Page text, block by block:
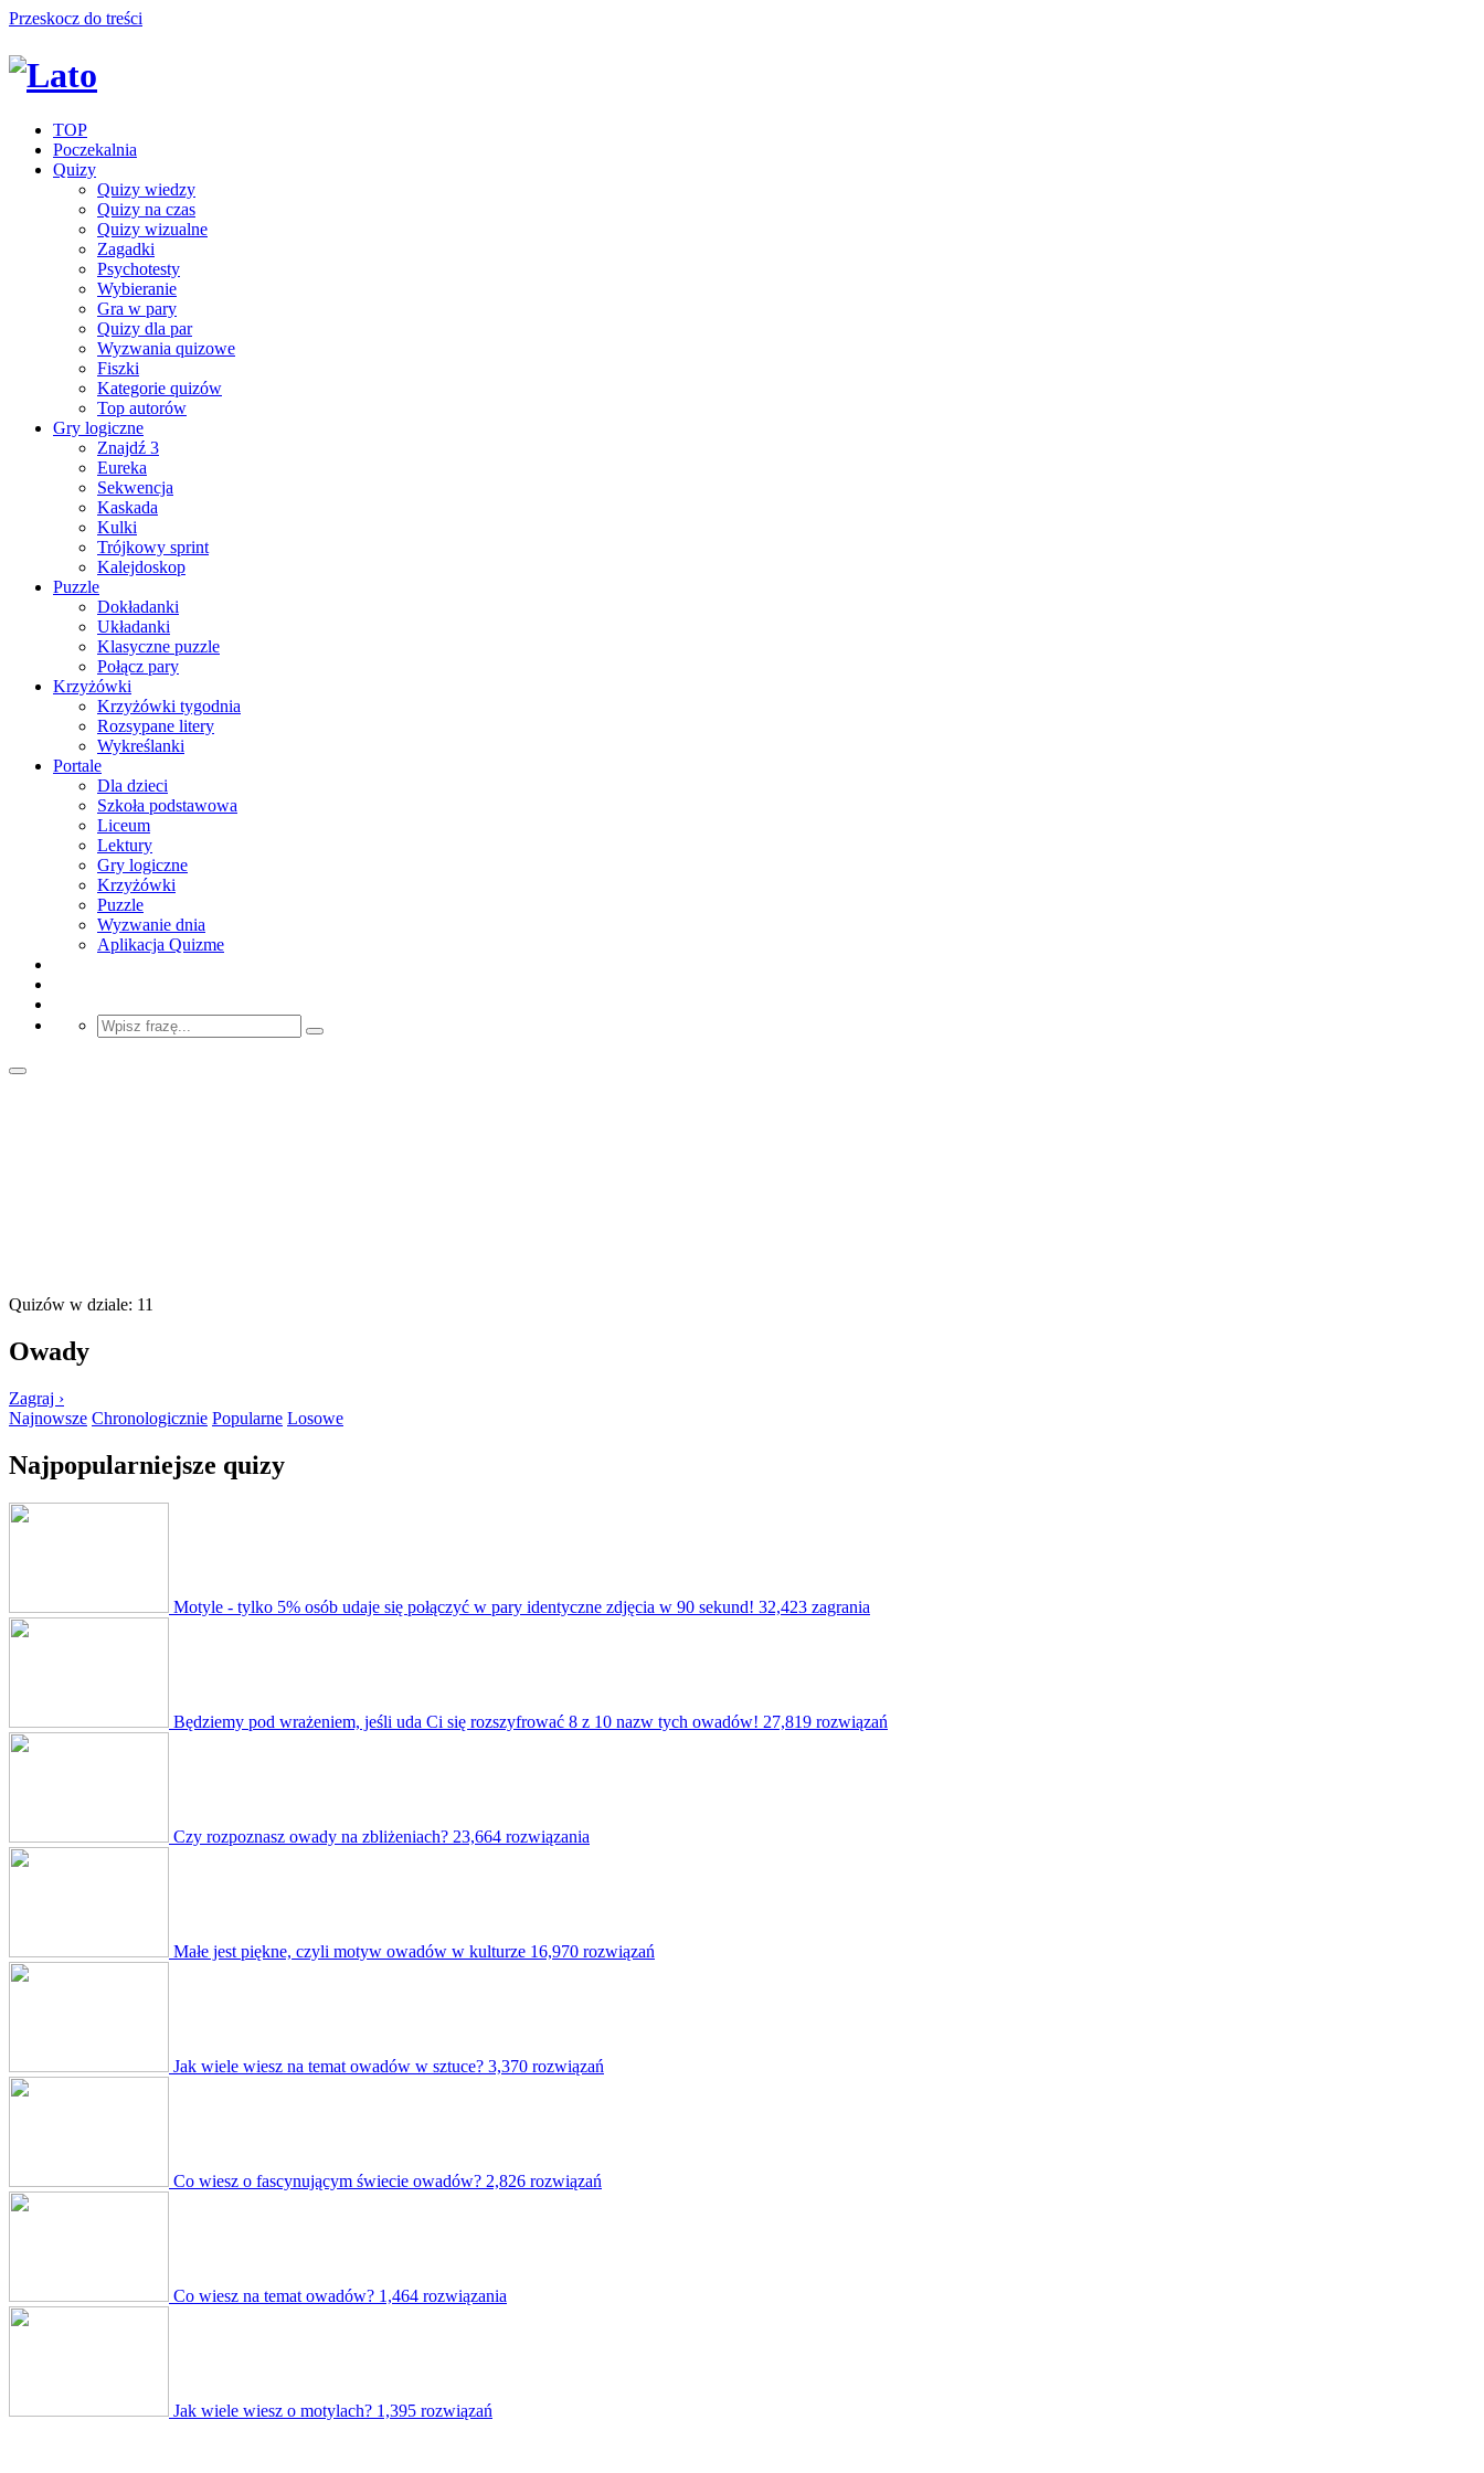
Przeskocz do treści
TOP
Poczekalnia
Quizy
Quizy wiedzy
Quizy na czas
Quizy wizualne
Zagadki
Psychotesty
Wybieranie
Gra w pary
Quizy dla par
Wyzwania quizowe
Fiszki
Kategorie quizów
Top autorów
Gry logiczne
Znajdź 3
Eureka
Sekwencja
Kaskada
Kulki
Trójkowy sprint
Kalejdoskop
Puzzle
Dokładanki
Układanki
Klasyczne puzzle
Połącz pary
Krzyżówki
Krzyżówki tygodnia
Rozsypane litery
Wykreślanki
Portale
Dla dzieci
Szkoła podstawowa
Liceum
Lektury
Gry logiczne
Krzyżówki
Puzzle
Wyzwanie dnia
Aplikacja Quizme
Quizów w dziale: 11
Owady
Zagraj ›
Najnowsze Chronologicznie Popularne Losowe
Najpopularniejsze quizy
Motyle - tylko 5% osób udaje się połączyć w pary identyczne zdjęcia w 90 sekund! 32,423 zagrania
Będziemy pod wrażeniem, jeśli uda Ci się rozszyfrować 8 z 10 nazw tych owadów! 27,819 rozwiązań
Czy rozpoznasz owady na zbliżeniach? 23,664 rozwiązania
Małe jest piękne, czyli motyw owadów w kulturze 16,970 rozwiązań
Jak wiele wiesz na temat owadów w sztuce? 3,370 rozwiązań
Co wiesz o fascynującym świecie owadów? 2,826 rozwiązań
Co wiesz na temat owadów? 1,464 rozwiązania
Jak wiele wiesz o motylach? 1,395 rozwiązań